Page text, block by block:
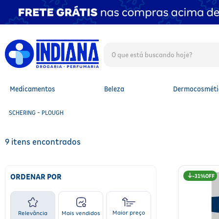
Medicamentos Beleza
SCHERING - PLOUGH
9
ORDENAR POR
Relevância Mais vendidos Maior preço
31%
TERMOS MAIS BUSCADOS
1º
fralda
lenço umedecido
7